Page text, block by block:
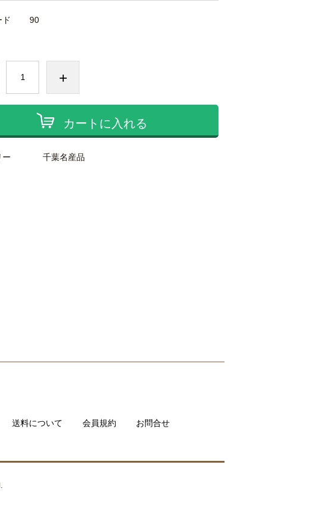
90
+
カートに入れる
ー 千葉名産品
送料について 会員規約 お問合せ